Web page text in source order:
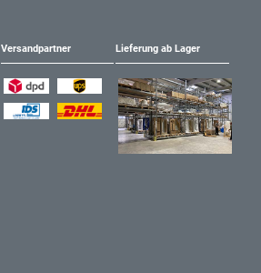
Versandpartner Lieferung ab Lager